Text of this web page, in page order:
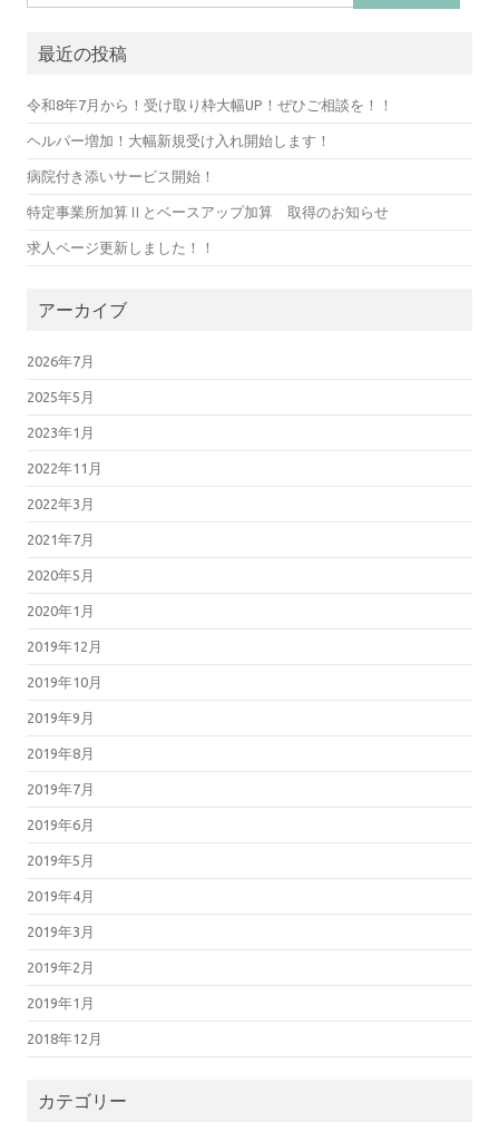
索:
最近の投稿
令和8年7月から！受け取り枠大幅UP！ぜひご相談を！！
ヘルパー増加！大幅新規受け入れ開始します！
病院付き添いサービス開始！
特定事業所加算Ⅱとベースアップ加算 取得のお知らせ
求人ページ更新しました！！
アーカイブ
2026年7月
2025年5月
2023年1月
2022年11月
2022年3月
2021年7月
2020年5月
2020年1月
2019年12月
2019年10月
2019年9月
2019年8月
2019年7月
2019年6月
2019年5月
2019年4月
2019年3月
2019年2月
2019年1月
2018年12月
カテゴリー